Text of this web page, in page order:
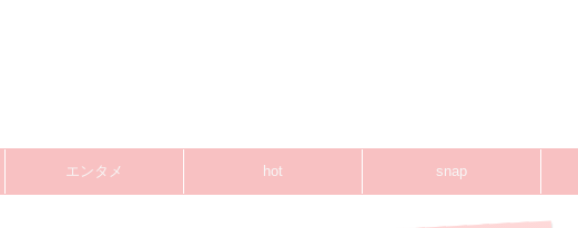
エンタメ hot snap